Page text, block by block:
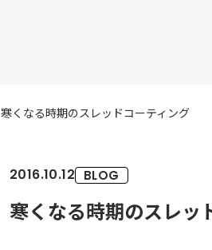
寒くなる時期のスレッドコーティング
2016.10.12 BLOG
寒くなる時期のスレッ